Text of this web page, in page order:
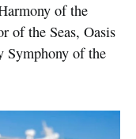
of the
of the Seas, Oasis
Symphony of the